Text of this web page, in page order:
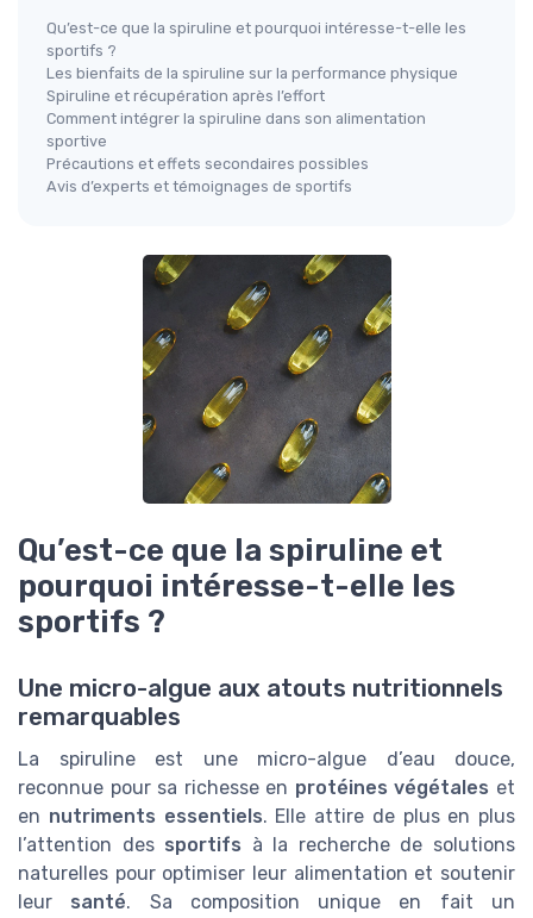
Qu’est-ce que la spiruline et pourquoi intéresse-t-elle les
sportifs ?
Les bienfaits de la spiruline sur la performance physique
Spiruline et récupération après l’effort
Comment intégrer la spiruline dans son alimentation
sportive
Précautions et effets secondaires possibles
Avis d’experts et témoignages de sportifs
Qu’est-ce que la spiruline et
pourquoi intéresse-t-elle les
sportifs ?
Une micro-algue aux atouts nutritionnels
remarquables
La spiruline est une micro-algue d’eau douce,
reconnue pour sa richesse en protéines végétales et
en nutriments essentiels. Elle attire de plus en plus
l’attention des sportifs à la recherche de solutions
naturelles pour optimiser leur alimentation et soutenir
leur santé. Sa composition unique en fait un